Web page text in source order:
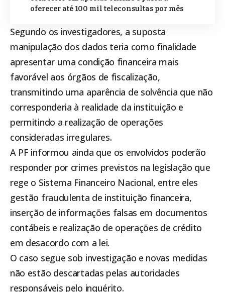
oferecer até 100 mil teleconsultas por mês
Segundo os investigadores, a suposta
manipulação dos dados teria como finalidade
apresentar uma condição financeira mais
favorável aos órgãos de fiscalização,
transmitindo uma aparência de solvência que não
corresponderia à realidade da instituição e
permitindo a realização de operações
consideradas irregulares.
A PF informou ainda que os envolvidos poderão
responder por crimes previstos na legislação que
rege o Sistema Financeiro Nacional, entre eles
gestão fraudulenta de instituição financeira,
inserção de informações falsas em documentos
contábeis e realização de operações de crédito
em desacordo com a lei.
O caso segue sob investigação e novas medidas
não estão descartadas pelas autoridades
responsáveis pelo inquérito.